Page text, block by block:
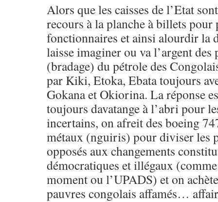
Alors que les caisses de l’Etat
recours à la planche à billets pour
fonctionnaires et ainsi alourdir la
laisse imaginer ou va l’argent des
(bradage) du pétrole des
par Kiki, Etoka, Ebata toujours
Gokana et Okiorina. La réponse
toujours davatange à l’abri pour
incertains, on afreit des boeing
métaux (nguiris) pour diviser les
opposés aux changements
démocratiques et illégaux
moment ou l’UPADS) et on
pauvres congolais affamés…